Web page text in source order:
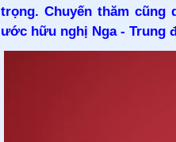
trọng. Chuyến thăm cũng
ước hữu nghị Nga - Trung